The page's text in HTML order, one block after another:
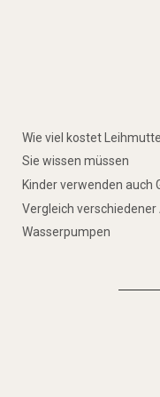
Wie viel kostet
Sie wissen müssen
Kinder verwenden auch
Vergleich verschiedener
Wasserpumpen